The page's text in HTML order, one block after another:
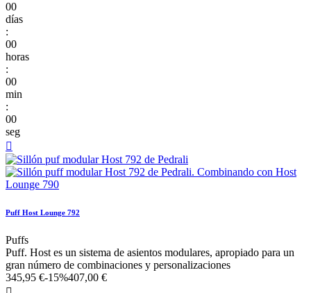
00
días
:
00
horas
:
00
min
:
00
seg

Puff Host Lounge 792
Puffs
Puff. Host es un sistema de asientos modulares, apropiado para un
gran número de combinaciones y personalizaciones
345,95 €-15%407,00 €